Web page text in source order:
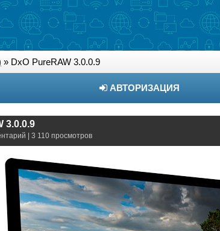
» DxO PureRAW 3.0.0.9
АВТОРИЗАЦИЯ
3.0.0.9
| 3 110 просмотров